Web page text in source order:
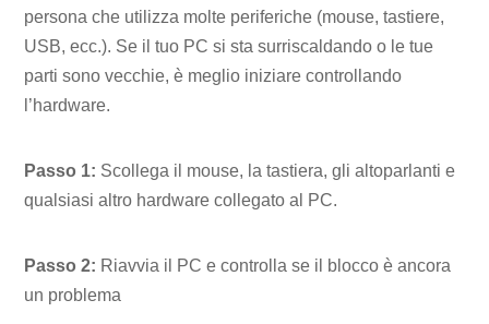
persona che utilizza molte periferiche (mouse, tastiere,
USB, ecc.). Se il tuo PC si sta surriscaldando o le tue
parti sono vecchie, è meglio iniziare controllando
l’hardware.
Passo 1: Scollega il mouse, la tastiera, gli altoparlanti e
qualsiasi altro hardware collegato al PC.
Passo 2: Riavvia il PC e controlla se il blocco è ancora
un problema